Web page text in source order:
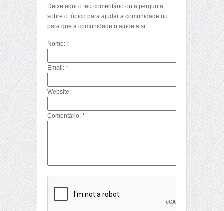
(Décima Primeira
Parte)
Deixe aqui o teu comentário ou a pergunta
sobre o tópico para ajudar a comunidade ou
para que a comunidade o ajude a si
Nome: *
Email: *
Website:
Comentário: *